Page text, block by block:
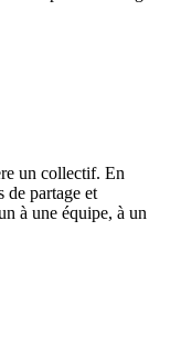
un collectif. En
de partage et
à une équipe, à un